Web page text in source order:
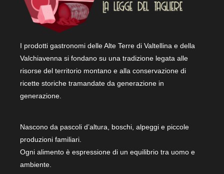
I prodotti gastronomi delle Alte Terre di Valtellina e della
Valchiavenna si fondano su una tradizione legata alle
risorse del territorio montano e alla conservazione di
ricette storiche tramandate da generazione in
generazione.
Nascono da pascoli d’altura, boschi, alpeggi e piccole
produzioni familiari.
Ogni alimento è espressione di un equilibrio tra uomo e
ambiente.